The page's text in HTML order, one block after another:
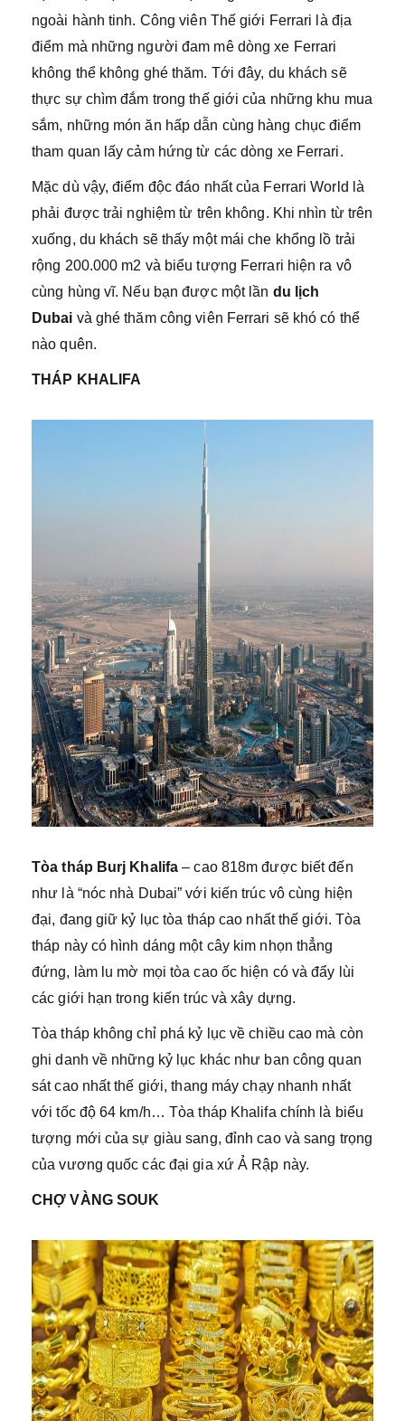
ngoài hành tinh. Công viên Thế giới Ferrari là địa
điểm mà những người đam mê dòng xe Ferrari
không thể không ghé thăm. Tới đây, du khách sẽ
thực sự chìm đắm trong thế giới của những khu mua
sắm, những món ăn hấp dẫn cùng hàng chục điểm
tham quan lấy cảm hứng từ các dòng xe Ferrari.
Mặc dù vậy, điểm độc đáo nhất của Ferrari World là
phải được trải nghiệm từ trên không. Khi nhìn từ trên
xuống, du khách sẽ thấy một mái che khổng lồ trải
rộng 200.000 m2 và biểu tượng Ferrari hiện ra vô
cùng hùng vĩ. Nếu bạn được một lần du lịch
Dubai và ghé thăm công viên Ferrari sẽ khó có thể
nào quên.
THÁP KHALIFA
Tòa tháp Burj Khalifa – cao 818m được biết đến
như là “nóc nhà Dubai” với kiến trúc vô cùng hiện
đại, đang giữ kỷ lục tòa tháp cao nhất thế giới. Tòa
tháp này có hình dáng một cây kim nhọn thẳng
đứng, làm lu mờ mọi tòa cao ốc hiện có và đẩy lùi
các giới hạn trong kiến trúc và xây dựng.
Tòa tháp không chỉ phá kỷ lục về chiều cao mà còn
ghi danh về những kỷ lục khác như ban công quan
sát cao nhất thế giới, thang máy chạy nhanh nhất
với tốc độ 64 km/h… Tòa tháp Khalifa chính là biểu
tượng mới của sự giàu sang, đỉnh cao và sang trọng
của vương quốc các đại gia xứ Ả Rập này.
CHỢ VÀNG SOUK